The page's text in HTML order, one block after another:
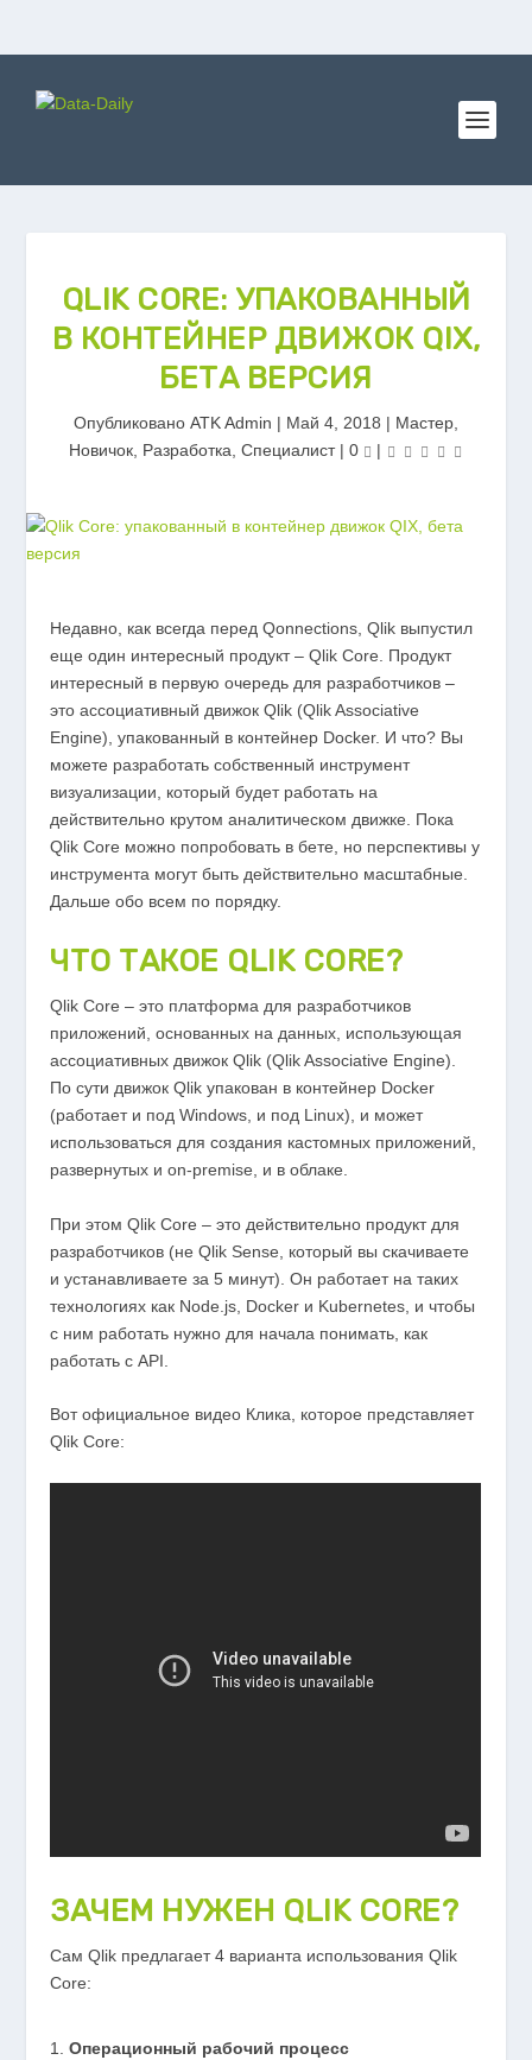
QLIK CORE: УПАКОВАННЫЙ
В КОНТЕЙНЕР ДВИЖОК QIX,
БЕТА ВЕРСИЯ
Опубликовано ATK Admin | Май 4, 2018 | Мастер
Новичок, Разработка Специалист| 0 |
Недавно, как всегда перед Qonnections, Qlik выпустил
еще один интересный продукт – Qlik Core. Продукт
интересный в первую очередь для разработчиков –
это ассоциативный движок Qlik (Qlik Associative
Engine), упакованный в контейнер Docker. И что? Вы
можете разработать собственный инструмент
визуализации, который будет работать на
действительно крутом аналитическом движке. Пока
Qlik Core можно попробовать в бете, но перспективы у
инструмента могут быть действительно масштабные.
Дальше обо всем по порядку.
ЧТО ТАКОЕ QLIK CORE?
Qlik Core – это платформа для разработчиков
приложений, основанных на данных, использующая
ассоциативных движок Qlik (Qlik Associative Engine).
По сути движок Qlik упакован в контейнер Docker
(работает и под Windows, и под Linux), и может
использоваться для создания кастомных приложений,
развернутых и on-premise, и в облаке.
При этом Qlik Core – это действительно продукт для
разработчиков (не Qlik Sense, который вы скачиваете
и устанавливаете за 5 минут). Он работает на таких
технологиях как Node.js, Docker и Kubernetes, и чтобы
с ним работать нужно для начала понимать, как
работать с API.
Вот официальное видео Клика, которое представляет
Qlik Core:
ЗАЧЕМ НУЖЕН QLIK CORE?
Сам Qlik предлагает 4 варианта использования Qlik
Core:
Операционный рабочий процесс